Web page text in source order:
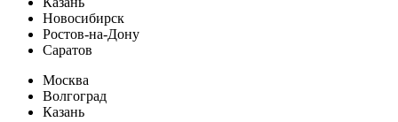
Новосибирск
Ростов-на-Дону
Саратов
Москва
Волгоград
Казань